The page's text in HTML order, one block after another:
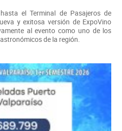
el Terminal de Pasajeros de
y exitosa versión de ExpoVino
al evento como uno de los
de la región.